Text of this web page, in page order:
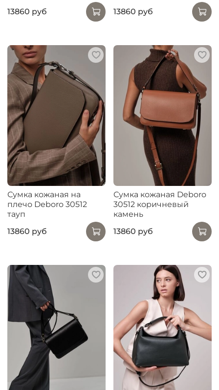
13860 руб
13860 руб
Сумка кожаная на
плечо Deboro 30512
тауп
13860 руб
Сумка кожаная Deboro
30512 коричневый
камень
13860 руб